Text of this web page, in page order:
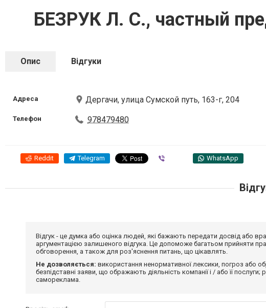
БЕЗРУК Л. С., частный
Опис Відгуки
Адреса Дергачи, улица Сумской путь, 163-г, 204
Телефон 978479480
Reddit Telegram WhatsApp
Відгук - це думка або оцінка людей, які бажають передати досвід або
аргументацією залишеного відгука. Це допоможе багатьом прийняти
обговорення, а також для роз'яснення питань, що цікавлять.
Не дозволяється: використання ненормативної лексики, погроз або
безпідставні заяви, що ображають діяльність компанії і / або її
самореклама.